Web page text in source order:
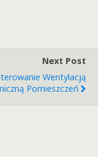
Next Post
Wentylacją
Pomieszczeń